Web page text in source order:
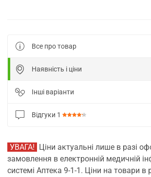
Все про товар
Наявність і ціни
Інші варіанти
Відгуки 1
УВАГА! Ціни актуальні лише в разі
замовлення в електронній медичній
системі Аптека 9-1-1. Ціни на товари в